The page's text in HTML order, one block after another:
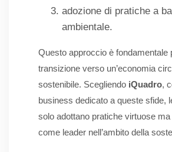
adozione di pratiche a
ambientale.
Questo approccio è fondamentale
transizione verso un’economia
sostenibile. Scegliendo iQuadro,
business dedicato a queste sfide,
solo adottano pratiche virtuose
come leader nell’ambito della